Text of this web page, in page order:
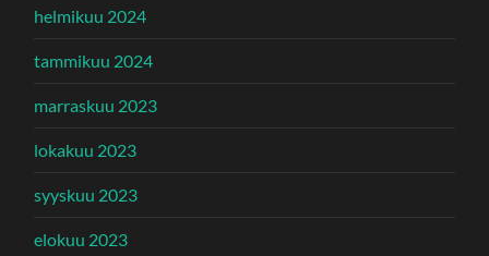
helmikuu 2024
tammikuu 2024
marraskuu 2023
lokakuu 2023
syyskuu 2023
elokuu 2023